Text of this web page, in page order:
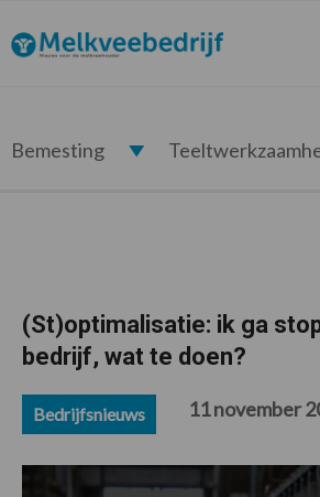
de
hoofdnavigatie
de
hoofd
de
eerste
de
voettekst
Melkveebedrijf.nl
Bemesting
(St)optimalisatie: ik ga
bedrijf, wat te doen?
Bedrijfsnieuws 11 november